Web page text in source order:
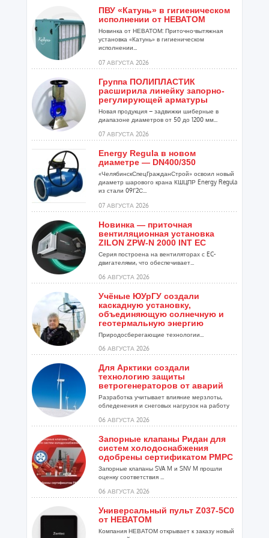
ПВУ «Катунь» в гигиеническом
исполнении от НЕВАТОМ
Новинка от НЕВАТОМ: Приточно-вытяжная
установка «Катунь» в гигиеническом
исполнении...
07 АВГУСТА 2026
Группа ПОЛИПЛАСТИК
расширила линейку запорно-
регулирующей арматуры
Новая продукция – задвижки шиберные в
диапазоне диаметров от 50 до 1200 мм...
07 АВГУСТА 2026
Energy Regula в новом
диаметре — DN400/350
«ЧелябинскСпецГражданСтрой» освоил новый
диаметр шарового крана КШЦПР Energy Regula
из стали 09Г2С...
07 АВГУСТА 2026
Новинка — приточная
вентиляционная установка
ZILON ZPW-N 2000 INT EC
Серия построена на вентиляторах с EC-
двигателями, что обеспечивает...
06 АВГУСТА 2026
Учёные ЮУрГУ создали
каскадную установку,
объединяющую солнечную и
геотермальную энергию
Природосберегающие технологии...
06 АВГУСТА 2026
Для Арктики создали
технологию защиты
ветрогенераторов от аварий
Разработка учитывает влияние мерзлоты,
обледенения и снеговых нагрузок на работу
06 АВГУСТА 2026
Запорные клапаны Ридан для
систем холодоснабжения
одобрены сертификатом РМРС
Запорные клапаны SVA M и SNV M прошли
оценку соответствия ...
06 АВГУСТА 2026
Универсальный пульт Z037-5C0
от НЕВАТОМ
Компания НЕВАТОМ открывает к заказу новый